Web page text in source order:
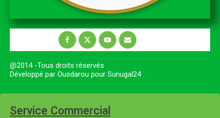
@2014 -Tous droits réservés
Développé par Ousdarou pour Sunugal24
Service Commercial